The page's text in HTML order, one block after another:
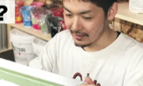
音楽
ゲーム・サービス開発
書籍・雑誌出版